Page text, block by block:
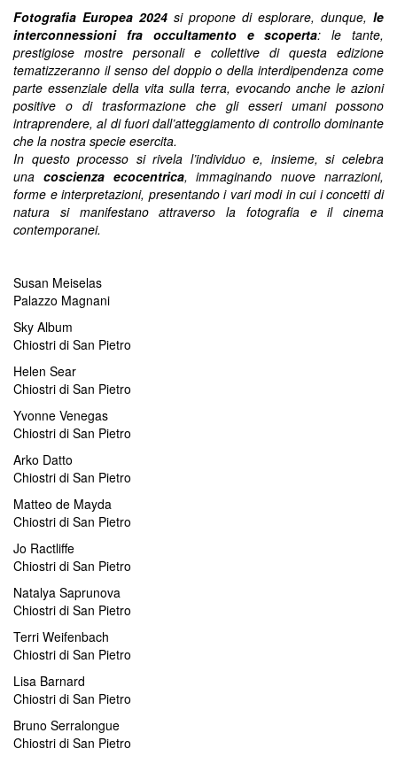
Fotografia Europea 2024 si propone di esplorare, dunque, le
interconnessioni fra occultamento e scoperta: le tante,
prestigiose mostre personali e collettive di questa edizione
tematizzeranno il senso del doppio o della interdipendenza come
parte essenziale della vita sulla terra, evocando anche le azioni
positive o di trasformazione che gli esseri umani possono
intraprendere, al di fuori dall’atteggiamento di controllo dominante
che la nostra specie esercita.
In questo processo si rivela l’individuo e, insieme, si celebra
una coscienza ecocentrica, immaginando nuove narrazioni,
forme e interpretazioni, presentando i vari modi in cui i concetti di
natura si manifestano attraverso la fotografia e il cinema
contemporanei.
Susan Meiselas
Palazzo Magnani
Sky Album
Chiostri di San Pietro
Helen Sear
Chiostri di San Pietro
Yvonne Venegas
Chiostri di San Pietro
Arko Datto
Chiostri di San Pietro
Matteo de Mayda
Chiostri di San Pietro
Jo Ractliffe
Chiostri di San Pietro
Natalya Saprunova
Chiostri di San Pietro
Terri Weifenbach
Chiostri di San Pietro
Lisa Barnard
Chiostri di San Pietro
Bruno Serralongue
Chiostri di San Pietro